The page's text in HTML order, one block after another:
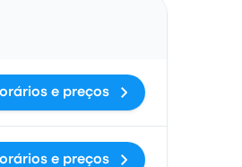
e preços
e preços